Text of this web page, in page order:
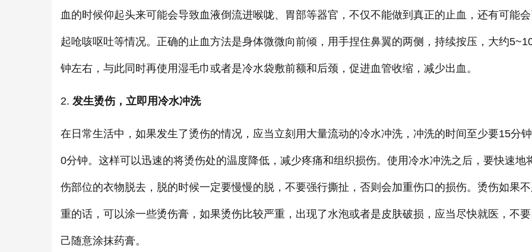
血的时候仰起头来可能会导致血液倒流进喉咙、胃部等器官，不仅不能做到真正的止血，还有可能会
起呛咳呕吐等情况。正确的止血方法是身体微微向前倾，用手捏住鼻翼的两侧，持续按压，大约
钟左右，与此同时再使用湿毛巾或者是冷水袋敷前额和后颈，促进血管收缩，减少出血。
2. 发生烫伤，立即用冷水冲洗
在日常生活中，如果发生了烫伤的情况，应当立刻用大量流动的冷水冲洗，冲洗的时间至少要15分
0分钟。这样可以迅速的将烫伤处的温度降低，减少疼痛和组织损伤。使用冷水冲洗之后，要快速地
伤部位的衣物脱去，脱的时候一定要慢慢的脱，不要强行撕扯，否则会加重伤口的损伤。烫伤如果
重的话，可以涂一些烫伤膏，如果烫伤比较严重，出现了水泡或者是皮肤破损，应当尽快就医，不要
己随意涂抹药膏。